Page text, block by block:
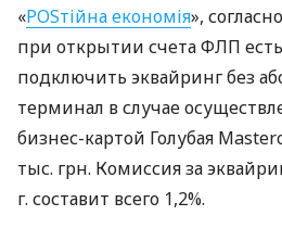
«POSтійна економія»,
при открытии счета ФЛП
подключить эквайринг без
терминал в случае
бизнес-картой Голубая
тыс. грн. Комиссия за
г. составит всего 1,2%.